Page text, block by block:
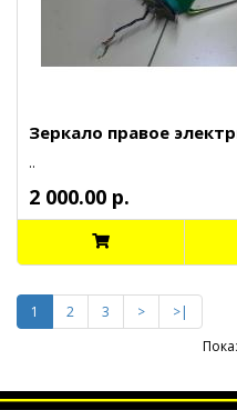
Зеркало правое
..
2 000.00 р.
1 2 3 >
>|